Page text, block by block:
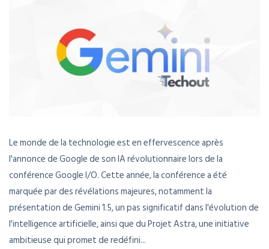
Le monde de la technologie est en effervescence après
l'annonce de Google de son IA révolutionnaire lors de la
conférence Google I/O. Cette année, la conférence a été
marquée par des révélations majeures, notamment la
présentation de Gemini 1.5, un pas significatif dans l'évolution de
l'intelligence artificielle, ainsi que du Projet Astra, une initiative
ambitieuse qui promet de redéfini...